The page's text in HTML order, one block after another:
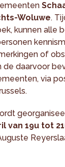
Woluwe.
kunnen alle
of
de daarvoor
via
van 19u tot